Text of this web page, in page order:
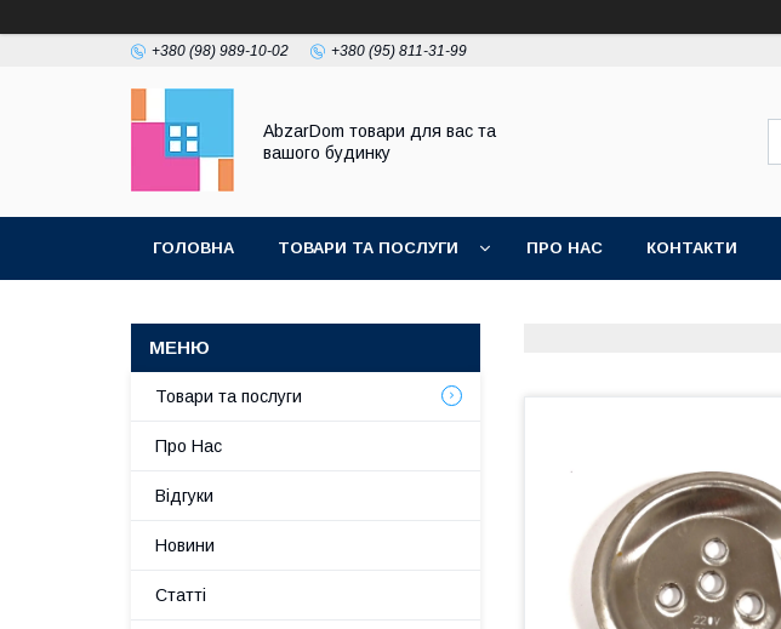
+380 (98) 989-10-02 +380 (95) 811-31-99
AbzarDom товари для вас та
вашого будинку
ГОЛОВНА ТОВАРИ ТА ПОСЛУГИ ПРО НАС КОНТАКТИ
Товари та послуги
Про Нас
Відгуки
Новини
Статті